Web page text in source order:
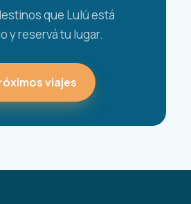
que Lulú está
y reservá tu lugar.
viajes